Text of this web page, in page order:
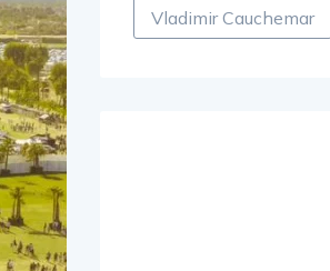
Vladimir Cauchemar